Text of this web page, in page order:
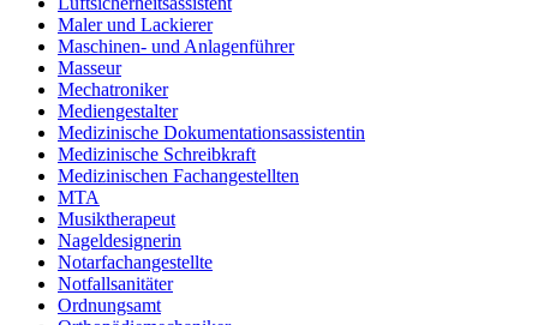
Maler und Lackierer
Maschinen- und Anlagenführer
Masseur
Mechatroniker
Mediengestalter
Medizinische Dokumentationsassistentin
Medizinische Schreibkraft
Medizinischen Fachangestellten
MTA
Musiktherapeut
Nageldesignerin
Notarfachangestellte
Notfallsanitäter
Ordnungsamt